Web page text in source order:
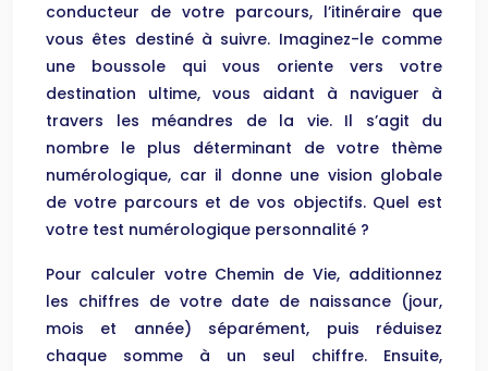
conducteur de votre parcours, l’itinéraire que
vous êtes destiné à suivre. Imaginez-le comme
une boussole qui vous oriente vers votre
destination ultime, vous aidant à naviguer à
travers les méandres de la vie. Il s’agit du
nombre le plus déterminant de votre thème
numérologique, car il donne une vision globale
de votre parcours et de vos objectifs. Quel est
votre test numérologique personnalité ?
Pour calculer votre Chemin de Vie, additionnez
les chiffres de votre date de naissance (jour,
mois et année) séparément, puis réduisez
chaque somme à un seul chiffre. Ensuite,